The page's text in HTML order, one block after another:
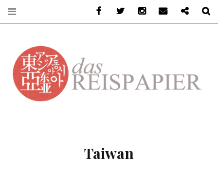
Taiwan
FacebookTwitter Instagram
Email Ko-Fi